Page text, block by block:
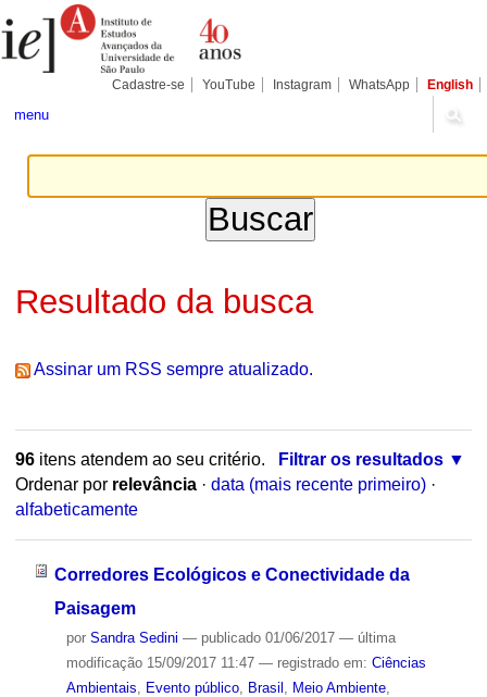
para
conteúdo.
Pessoais
Cadastre-se YouTube Instagram WhatsApp English
menu
Resultado da busca
Assinar um RSS sempre atualizado.
96itens atendem ao seu critério.
Filtrar os resultados
Ordenar por relevância · data (mais recente primeiro) ·
alfabeticamente
Corredores Ecológicos e Conectividade da
Paisagem
por Sandra Sedini — publicado01/06/2017 — última
modificação15/09/2017 11:47 — registrado em: Ciências
Ambientais
Evento público, Brasil Meio Ambiente,